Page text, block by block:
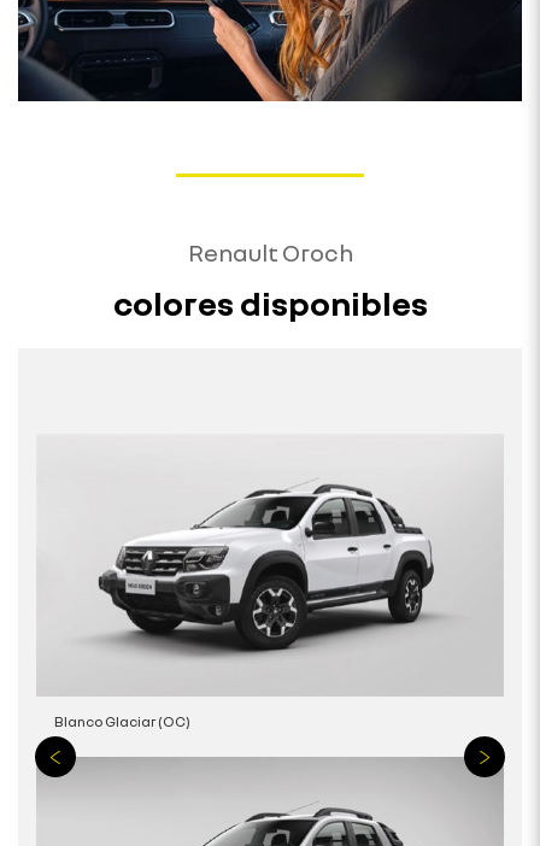
Renault Oroch
colores disponibles
Blanco Glaciar (OC)